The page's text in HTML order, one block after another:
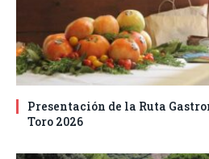
Presentación de la Ruta
Toro 2026